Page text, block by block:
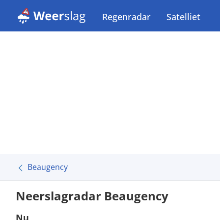
Regenradar Satelliet
Beaugency
Neerslagradar Beaugency
Nu